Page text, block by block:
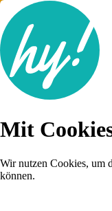
Lebenslauf
Karriere-Tipps
Mit
Wir nutzen Cookies, um
können.